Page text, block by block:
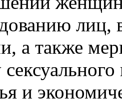
лиц,
а также
и